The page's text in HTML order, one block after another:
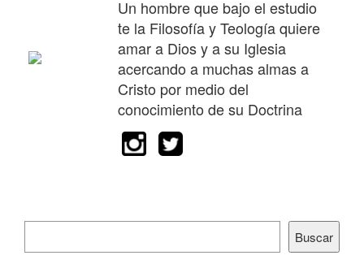
Un hombre que bajo el estudio
te la Filosofía y Teología quiere
amar a Dios y a su Iglesia
acercando a muchas almas a
Cristo por medio del
conocimiento de su Doctrina
Buscar